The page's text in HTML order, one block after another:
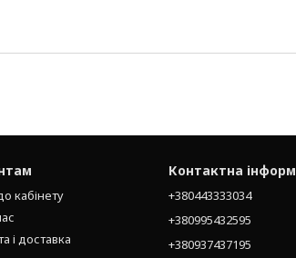
кабінету
і доставка
Контактна
+380443333034
+380995432595
+380937437195